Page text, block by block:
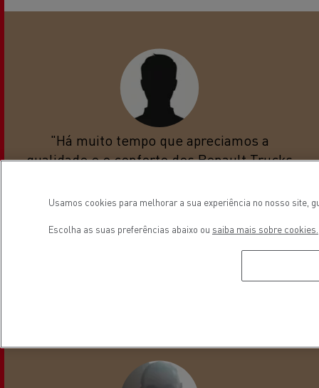
"Há muito tempo que apreciamos a
qualidade e o conforto dos Renault Trucks
nossa opinião, é o melhor em França."
Usamos cookies para melhorar a sua experiência no nosso site,
Escolha as suas preferências abaixo ou saiba mais sobre cookies.